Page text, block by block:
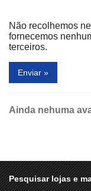
DNA NATURAL
EMPÓRIO BODY
ENJOY
FASHION LADIES
FINI BALAS
GULA GULA
HAVANNA
Não recolhemos
fornecemos
terceiros.
Enviar »
Ainda nehuma
Pesquisar lojas e